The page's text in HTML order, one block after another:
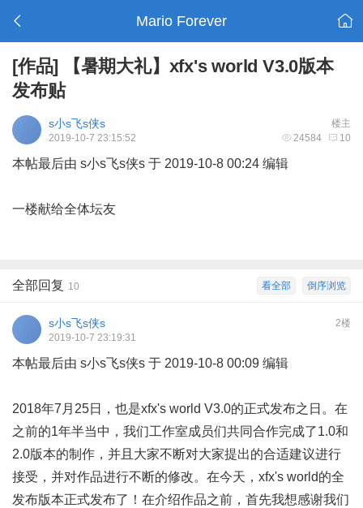
Mario Forever
[作品] 【暑期大礼】xfx's world V3.0版本
发布贴
楼主
s小s飞s侠s
24584 10
2019-10-7 23:15:52
本帖最后由 s小s飞s侠s 于 2019-10-8 00:24 编辑
一楼献给全体坛友
倒序浏览
看全部
全部回复 10
2楼
s小s飞s侠s
2019-10-7 23:19:31
本帖最后由 s小s飞s侠s 于 2019-10-8 00:09 编辑
2018年7月25日，也是xfx's world V3.0的正式发布之日。在
之前的1年半当中，我们工作室成员们共同合作完成了1.0和
2.0版本的制作，并且大家不断对大家提出的合适建议进行
接受，并对作品进行不断的修改。在今天，xfx's world的全
发布版本正式发布了！在介绍作品之前，首先我想感谢我们